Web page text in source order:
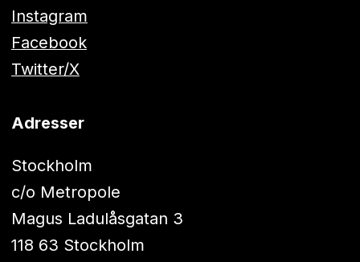
Instagram
Facebook
Twitter/X
Adresser
Stockholm
c/o Metropole
Magus Ladulåsgatan 3
118 63 Stockholm